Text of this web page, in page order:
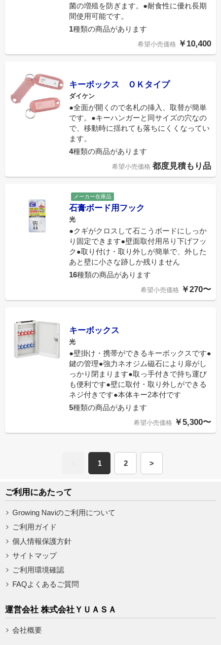
菌の増殖を防ぎます。●耐食性に優れ長期
間使用可能です。
1種類の商品があります
希望小売価格 ￥10,400
キーボックス ＯＫタイプ
ダイケン
●全面が開くので名札の挿入、取替が簡単
です。●キーハンガーと同サイズの穴なの
で、移動時に揺れても落ちにくくなってい
ます。
4種類の商品があります
希望小売価格 都度見積もり品
メーカー在庫品
石膏ボード用フック
光
●クギがクロスして石こうボードにしっか
り固定できます●壁面取付用吊り下げフッ
ク●取り付け・取り外しが簡単で、外した
あと壁に小さな跡しか残りません
16種類の商品があります
希望小売価格 ￥270〜
キーボックス
光
●壁掛け・携帯ができるキーボックスです●
鍵の管理●強力ネオジム磁石により扉がし
っかり閉まります●取っ手付きで持ち運び
も便利です●壁に取付・取り外しができる
ネジ付きです●本体キー2本付です
5種類の商品があります
希望小売価格 ￥5,300〜
1 2 >
ご利用にあたって
Growing Naviのご利用について
ご利用ガイド
個人情報保護方針
サイトマップ
ご利用環境確認
FAQよくあるご質問
運営会社 株式会社ＹＵＡＳＡ
会社概要